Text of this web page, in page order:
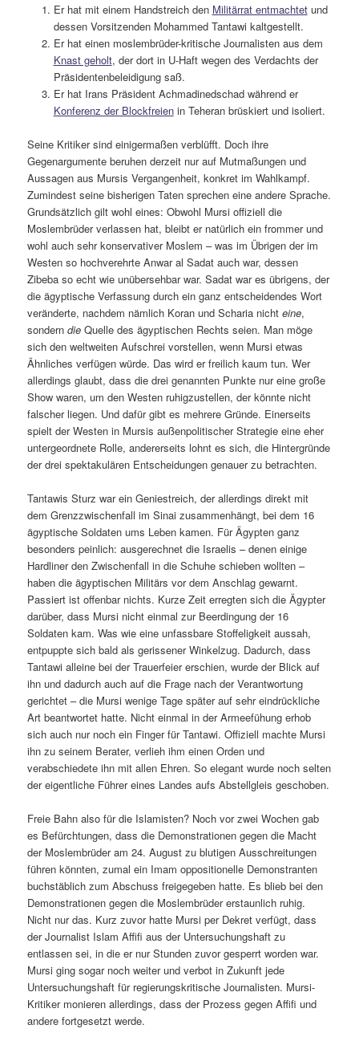
Er hat mit einem Handstreich den Militärrat entmachtetund
dessen Vorsitzenden Mohammed Tantawi kaltgestellt.
Er hat einen moslembrüder-kritische Journalisten aus dem
Knast geholt, der dort in U-Haft wegen des Verdachts der
Präsidentenbeleidigung saß.
Er hat Irans Präsident Achmadinedschad während er
Konferenz der Blockfreienin Teheran brüskiert und isoliert.
Seine Kritiker sind einigermaßen verblüfft. Doch ihre
Gegenargumente beruhen derzeit nur auf Mutmaßungen und
Aussagen aus Mursis Vergangenheit, konkret im Wahlkampf.
Zumindest seine bisherigen Taten sprechen eine andere Sprache.
Grundsätzlich gilt wohl eines: Obwohl Mursi offiziell die
Moslembrüder verlassen hat, bleibt er natürlich ein frommer und
wohl auch sehr konservativer Moslem – was im Übrigen der im
Westen so hochverehrte Anwar al Sadat auch war, dessen
Zibeba so echt wie unübersehbar war. Sadat war es übrigens, der
die ägyptische Verfassung durch ein ganz entscheidendes Wort
veränderte, nachdem nämlich Koran und Scharia nichteine,
sonderndie Quelle des ägyptischen Rechts seien. Man möge
sich den weltweiten Aufschrei vorstellen, wenn Mursi etwas
Ähnliches verfügen würde. Das wird er freilich kaum tun. Wer
allerdings glaubt, dass die drei genannten Punkte nur eine große
Show waren, um den Westen ruhigzustellen, der könnte nicht
falscher liegen. Und dafür gibt es mehrere Gründe. Einerseits
spielt der Westen in Mursis außenpolitischer Strategie eine eher
untergeordnete Rolle, andererseits lohnt es sich, die Hintergründe
der drei spektakulären Entscheidungen genauer zu betrachten.
Tantawis Sturz war ein Geniestreich, der allerdings direkt mit
dem Grenzzwischenfall im Sinai zusammenhängt, bei dem 16
ägyptische Soldaten ums Leben kamen. Für Ägypten ganz
besonders peinlich: ausgerechnet die Israelis – denen einige
Hardliner den Zwischenfall in die Schuhe schieben wollten –
haben die ägyptischen Militärs vor dem Anschlag gewarnt.
Passiert ist offenbar nichts. Kurze Zeit erregten sich die Ägypter
darüber, dass Mursi nicht einmal zur Beerdingung der 16
Soldaten kam. Was wie eine unfassbare Stoffeligkeit aussah,
entpuppte sich bald als gerissener Winkelzug. Dadurch, dass
Tantawi alleine bei der Trauerfeier erschien, wurde der Blick auf
ihn und dadurch auch auf die Frage nach der Verantwortung
gerichtet – die Mursi wenige Tage später auf sehr eindrückliche
Art beantwortet hatte. Nicht einmal in der Armeefühung erhob
sich auch nur noch ein Finger für Tantawi. Offiziell machte Mursi
ihn zu seinem Berater, verlieh ihm einen Orden und
verabschiedete ihn mit allen Ehren. So elegant wurde noch selten
der eigentliche Führer eines Landes aufs Abstellgleis geschoben.
Freie Bahn also für die Islamisten? Noch vor zwei Wochen gab
es Befürchtungen, dass die Demonstrationen gegen die Macht
der Moslembrüder am 24. August zu blutigen Ausschreitungen
führen könnten, zumal ein Imam oppositionelle Demonstranten
buchstäblich zum Abschuss freigegeben hatte. Es blieb bei den
Demonstrationen gegen die Moslembrüder erstaunlich ruhig.
Nicht nur das. Kurz zuvor hatte Mursi per Dekret verfügt, dass
der Journalist Islam Affifi aus der Untersuchungshaft zu
entlassen sei, in die er nur Stunden zuvor gesperrt worden war.
Mursi ging sogar noch weiter und verbot in Zukunft jede
Untersuchungshaft für regierungskritische Journalisten. Mursi-
Kritiker monieren allerdings, dass der Prozess gegen Affifi und
andere fortgesetzt werde.